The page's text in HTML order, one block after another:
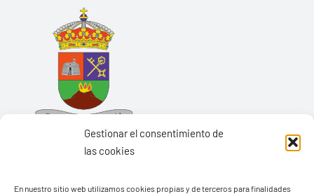
Gestionar el consentimiento de
las cookies
En nuestro sitio web utilizamos cookies propias y de terceros para finalidades